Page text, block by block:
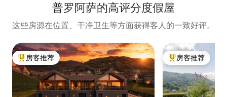
普罗阿萨的高评分度假屋
这些房源在位置、干净卫生等方面获得客人的一致好评。
热门「房客推荐」
房客推荐 热门「房客推荐」
房客推荐